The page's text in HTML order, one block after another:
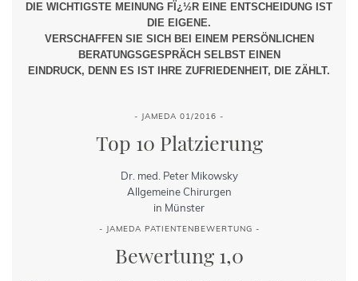
DIE WICHTIGSTE MEINUNG FÏ¿½R EINE ENTSCHEIDUNG IST
DIE EIGENE.
VERSCHAFFEN SIE SICH BEI EINEM PERSÖNLICHEN
BERATUNGSGESPRÄCH SELBST EINEN
EINDRUCK, DENN ES IST IHRE ZUFRIEDENHEIT, DIE ZÄHLT.
- JAMEDA 01/2016 -
Top 10 Platzierung
Dr. med. Peter Mikowsky
Allgemeine Chirurgen
in Münster
- JAMEDA PATIENTENBEWERTUNG -
Bewertung 1,0